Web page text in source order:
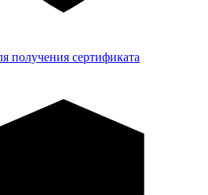
получения сертификата